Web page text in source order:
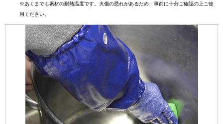
※あくまでも素材の耐熱温度です。火傷の恐れがあるため、事前に十分ご確認の上ご使
用ください。